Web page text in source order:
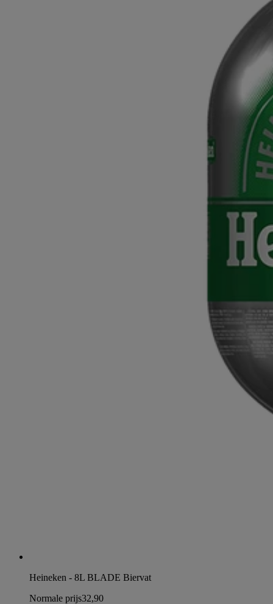
Heineken - 8L BLADE Biervat
Normale prijs32,90